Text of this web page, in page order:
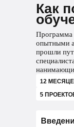
Как
Программа
опытными
прошли
12
5
аналитик
Анализирует
и маркетинг
Анализирует
и оценивает их
оценки
Составляет